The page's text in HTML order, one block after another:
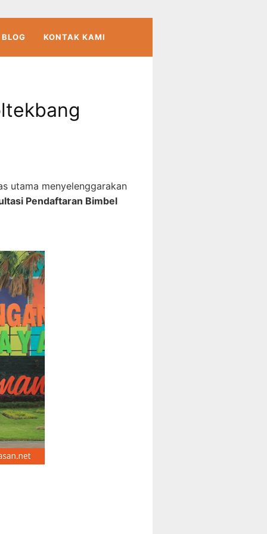
BLOG KONTAK KAMI
utama menyelenggarakan
Pendaftaran Bimbel